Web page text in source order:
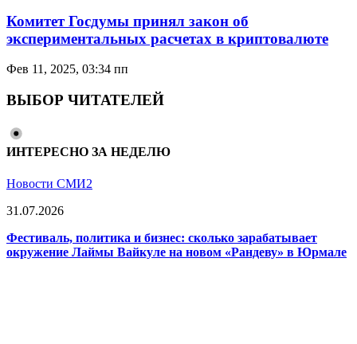
Комитет Госдумы принял закон об
экспериментальных расчетах в криптовалюте
Фев 11, 2025, 03:34 пп
ВЫБОР ЧИТАТЕЛЕЙ
ИНТЕРЕСНО ЗА НЕДЕЛЮ
Новости СМИ2
31.07.2026
Фестиваль, политика и бизнес: сколько зарабатывает
окружение Лаймы Вайкуле на новом «Рандеву» в Юрмале